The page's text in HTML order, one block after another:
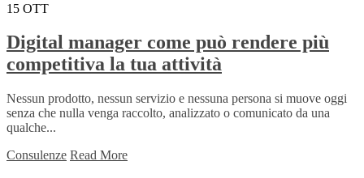
15 OTT
Digital manager come può rendere più
competitiva la tua attività
Nessun prodotto, nessun servizio e nessuna persona si muove oggi
senza che nulla venga raccolto, analizzato o comunicato da una
qualche...
Consulenze Read More